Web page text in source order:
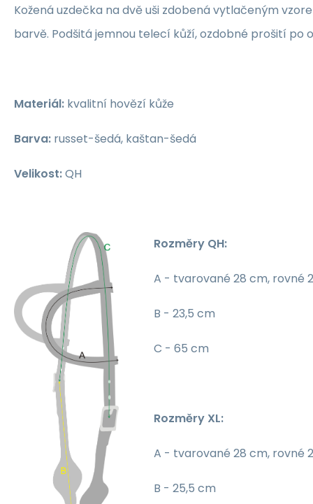
Kožená uzdečka na dvě uši zdobená vytlačeným
barvě. Podšitá jemnou telecí kůží, ozdobné prošití po
Materiál: kvalitní hovězí kůže
Barva: russet-šedá, kaštan-šedá
Velikost:QH
Rozměry QH:
A - tvarované 28 cm, rovné
B - 23,5 cm
C - 65 cm
Rozměry XL:
A - tvarované 28 cm, rovné
B - 25,5 cm